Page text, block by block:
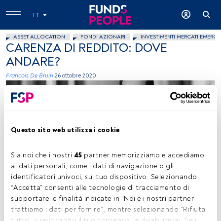
Questo sito web utilizza i cookie
Sia noi che i nostri 45 partner memorizziamo e accediamo
ai dati personali, come i dati di navigazione o gli
identificatori univoci, sul tuo dispositivo. Selezionando
“Accetta” consenti alle tecnologie di tracciamento di
supportare le finalità indicate in “Noi e i nostri partner
trattiamo i dati per fornire”, mentre selezionando “Rifiuta
IT
ASSET ALLOCATION FONDI AZIONARI INVESTIMENTI MERCATI
CARENZA DI REDDITO: DOVE
ANDARE?
Francois De Bruin 26 ottobre 2020
Francois de Bruin, Fund Manager, Sustainable Income & Growth e
Head of Listed Real Estate, Aviva Investors
Tempo di lettura: